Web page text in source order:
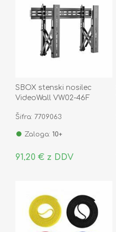
SBOX stenski nosilec
VideoWall VW02-46F
Šifra: 7709063
Zaloga: 10+
91,20 € z DDV